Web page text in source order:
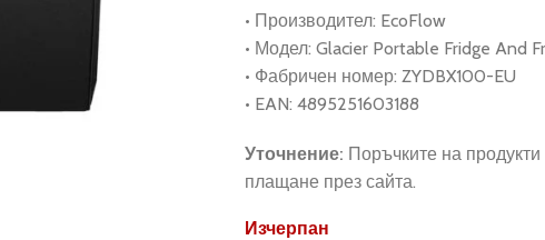
• Производител: EcoFlow
• Модел: Glacier Portable Fridge And
• Фабричен номер: ZYDBX100-EU
• EAN: 4895251603188
Уточнение: Поръчките на
плащане през сайта.
Изчерпан